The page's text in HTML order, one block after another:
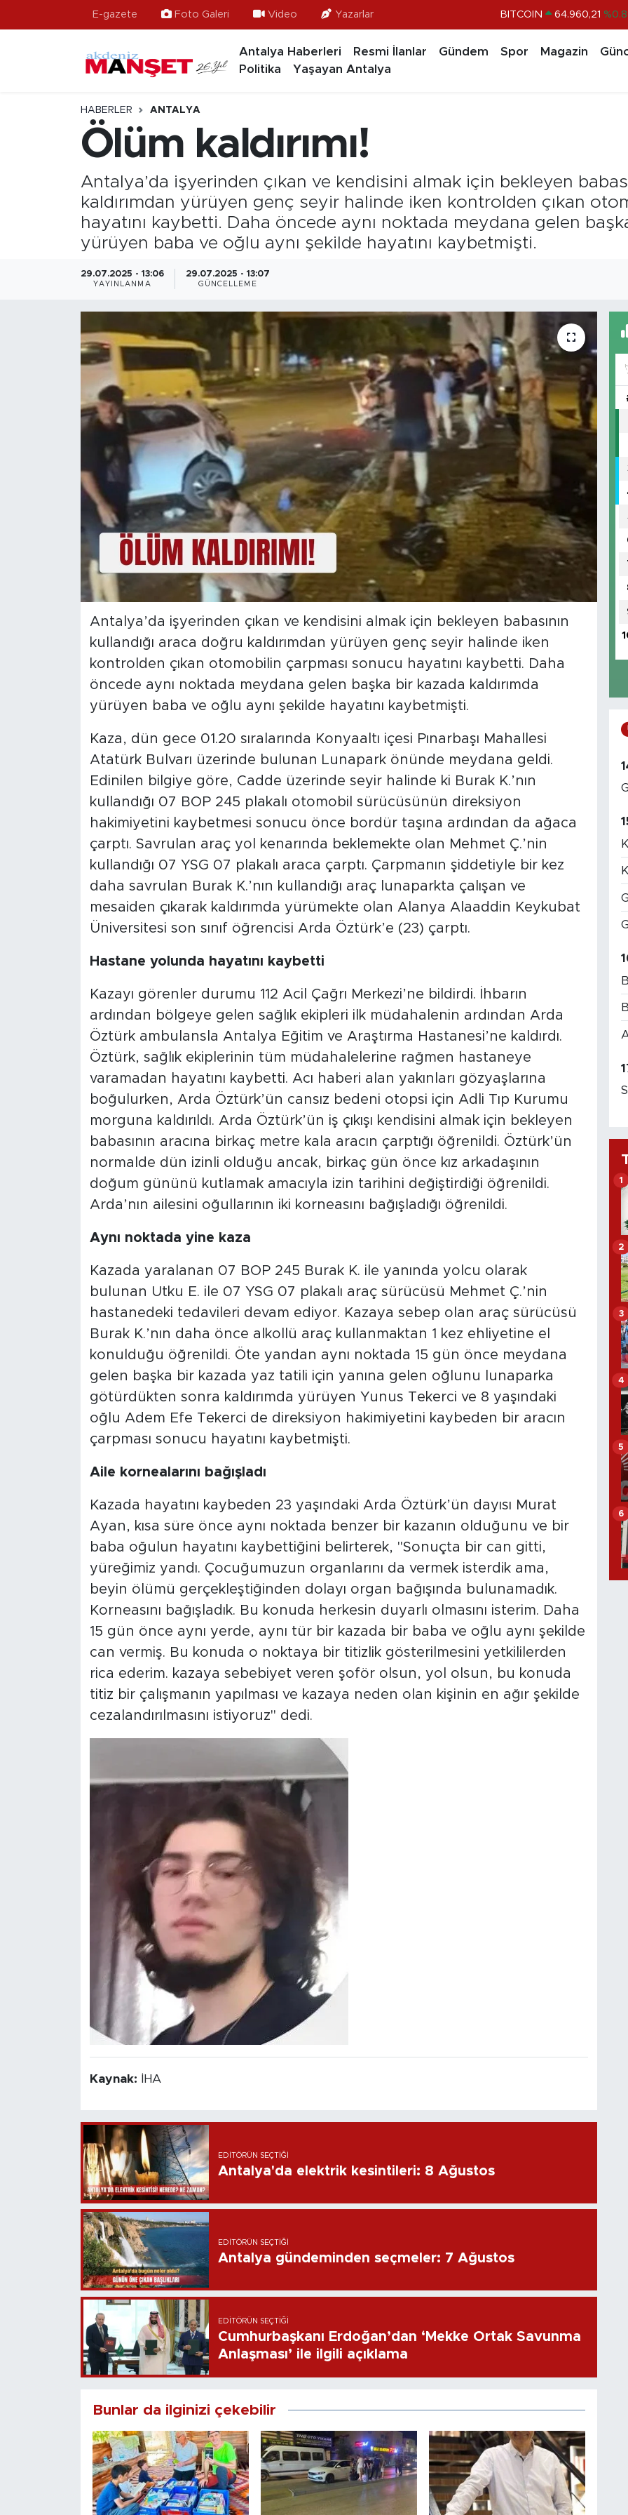
E-gazete Foto Galeri Video Yazarlar DOLAR 47,7436
Antalya Haberleri Resmi İlanlar Gündem Spor Magazin
Politika
Yaşayan Antalya
HABERLER ANTALYA
Ölüm kaldırımı!
Antalya’da işyerinden çıkan ve kendisini almak için bekleyen
kaldırımdan yürüyen genç seyir halinde iken kontrolden çıkan
hayatını kaybetti. Daha öncede aynı noktada meydana gelen
yürüyen baba ve oğlu aynı şekilde hayatını kaybetmişti.
29.07.2025 - 13:06
YAYINLANMA
29.07.2025 - 13:07
GÜNCELLEME
Antalya’da işyerinden çıkan ve kendisini almak için bekleyen babasının
kullandığı araca doğru kaldırımdan yürüyen genç seyir halinde iken
kontrolden çıkan otomobilin çarpması sonucu hayatını kaybetti. Daha
öncede aynı noktada meydana gelen başka bir kazada kaldırımda
yürüyen baba ve oğlu aynı şekilde hayatını kaybetmişti.
Kaza, dün gece 01.20 sıralarında Konyaaltı içesi Pınarbaşı Mahallesi
Atatürk Bulvarı üzerinde bulunan Lunapark önünde meydana geldi.
Edinilen bilgiye göre, Cadde üzerinde seyir halinde ki Burak K.’nın
kullandığı 07 BOP 245 plakalı otomobil sürücüsünün direksiyon
hakimiyetini kaybetmesi sonucu önce bordür taşına ardından da ağaca
çarptı. Savrulan araç yol kenarında beklemekte olan Mehmet Ç.’nin
kullandığı 07 YSG 07 plakalı araca çarptı. Çarpmanın şiddetiyle bir kez
daha savrulan Burak K.’nın kullandığı araç lunaparkta çalışan ve
mesaiden çıkarak kaldırımda yürümekte olan Alanya Alaaddin Keykubat
Üniversitesi son sınıf öğrencisi Arda Öztürk’e (23) çarptı.
Hastane yolunda hayatını kaybetti
Kazayı görenler durumu 112 Acil Çağrı Merkezi’ne bildirdi. İhbarın
ardından bölgeye gelen sağlık ekipleri ilk müdahalenin ardından Arda
Öztürk ambulansla Antalya Eğitim ve Araştırma Hastanesi’ne kaldırdı.
Öztürk, sağlık ekiplerinin tüm müdahalelerine rağmen hastaneye
varamadan hayatını kaybetti. Acı haberi alan yakınları gözyaşlarına
boğulurken, Arda Öztürk’ün cansız bedeni otopsi için Adli Tıp Kurumu
morguna kaldırıldı. Arda Öztürk’ün iş çıkışı kendisini almak için bekleyen
babasının aracına birkaç metre kala aracın çarptığı öğrenildi. Öztürk’ün
normalde dün izinli olduğu ancak, birkaç gün önce kız arkadaşının
doğum gününü kutlamak amacıyla izin tarihini değiştirdiği öğrenildi.
Arda’nın ailesini oğullarının iki korneasını bağışladığı öğrenildi.
Aynı noktada yine kaza
Kazada yaralanan 07 BOP 245 Burak K. ile yanında yolcu olarak
bulunan Utku E. ile 07 YSG 07 plakalı araç sürücüsü Mehmet Ç.’nin
hastanedeki tedavileri devam ediyor. Kazaya sebep olan araç sürücüsü
Burak K.’nın daha önce alkollü araç kullanmaktan 1 kez ehliyetine el
konulduğu öğrenildi. Öte yandan aynı noktada 15 gün önce meydana
gelen başka bir kazada yaz tatili için yanına gelen oğlunu lunaparka
götürdükten sonra kaldırımda yürüyen Yunus Tekerci ve 8 yaşındaki
oğlu Adem Efe Tekerci de direksiyon hakimiyetini kaybeden bir aracın
çarpması sonucu hayatını kaybetmişti.
Aile kornealarını bağışladı
Kazada hayatını kaybeden 23 yaşındaki Arda Öztürk’ün dayısı Murat
Ayan, kısa süre önce aynı noktada benzer bir kazanın olduğunu ve bir
baba oğulun hayatını kaybettiğini belirterek, "Sonuçta bir can gitti,
yüreğimiz yandı. Çocuğumuzun organlarını da vermek isterdik ama,
beyin ölümü gerçekleştiğinden dolayı organ bağışında bulunamadık.
Korneasını bağışladık. Bu konuda herkesin duyarlı olmasını isterim. Daha
15 gün önce aynı yerde, aynı tür bir kazada bir baba ve oğlu aynı şekilde
can vermiş. Bu konuda o noktaya bir titizlik gösterilmesini yetkililerden
rica ederim. kazaya sebebiyet veren şoför olsun, yol olsun, bu konuda
titiz bir çalışmanın yapılması ve kazaya neden olan kişinin en ağır şekilde
cezalandırılmasını istiyoruz" dedi.
Kaynak: İHA
EDITÖRÜN SEÇTIĞI
Antalya'da elektrik kesintileri: 8 Ağustos
EDITÖRÜN SEÇTIĞI
Antalya gündeminden seçmeler: 7 Ağustos
EDITÖRÜN SEÇTIĞI
Cumhurbaşkanı Erdoğan’dan ‘Mekke Ortak Savunma
Anlaşması’ ile ilgili açıklama
Bunlar da ilginizi çekebilir
1
2
3
4
5
6
Ekonomi
Gündem
Magazin
Politika
Resmi İlanlar
Antalya Nöbetçi Eczaneler
Antalya Namaz Vakitleri
Antalya Trafik Yoğunluk Haritası
Süper Lig Puan Durumu ve Fikstür
Tüm Manşetler
Son Dakika Haberleri